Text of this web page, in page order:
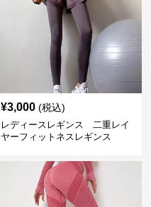
¥3,000 (税込)
レディースレギンス 二重レイ
ヤーフィットネスレギンス